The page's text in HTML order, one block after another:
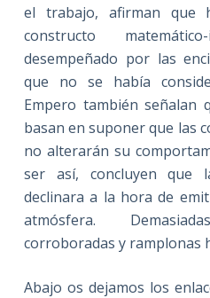
el trabajo, afirman que
constructo
desempeñado por las
que no se había
Empero también señalan
basan en suponer que las
no alterarán su
ser así, concluyen que
declinara a la hora de
atmósfera.
corroboradas y ramplonas
Abajo os dejamos los